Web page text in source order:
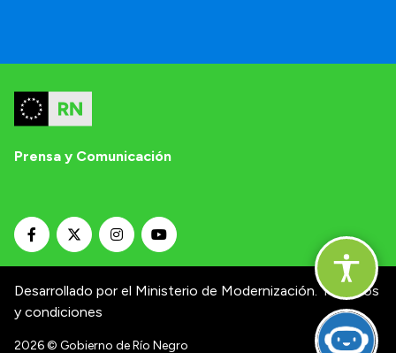
Prensa y Comunicación
Desarrollado por el Ministerio de Modernización. Términos
y condiciones
2026© Gobierno de Río Negro